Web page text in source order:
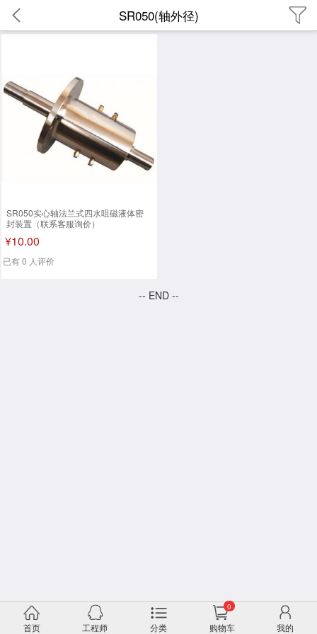
SR050(轴外径)
首页 工程师 分类
0
购物车 我的
SR050实心轴法兰式四水咀磁液体密
封装置（联系客服询价）
¥10.00
已有 0 人评价
-- END --